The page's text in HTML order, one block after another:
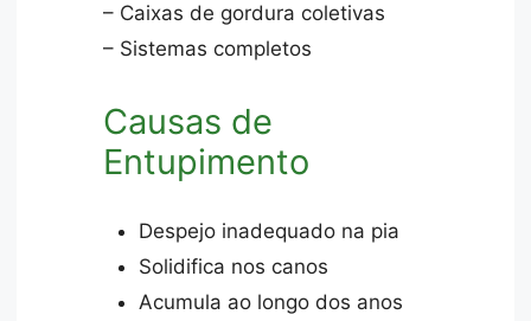
– Caixas de gordura coletivas
– Sistemas completos
Causas de
Entupimento
Despejo inadequado na pia
Solidifica nos canos
Acumula ao longo dos anos